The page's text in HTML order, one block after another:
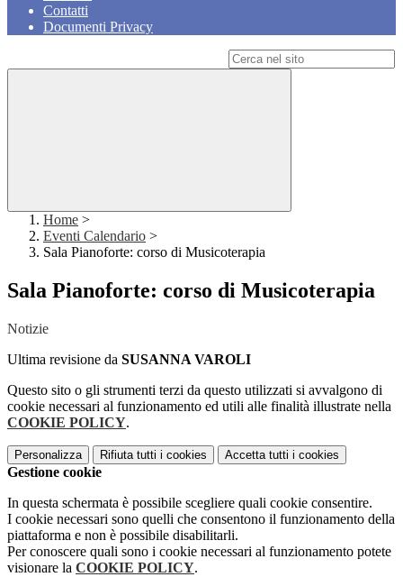
Contatti
Documenti Privacy
Home >
Eventi Calendario >
Sala Pianoforte: corso di Musicoterapia
Sala Pianoforte: corso di Musicoterapia
Notizie
Ultima revisione da SUSANNA VAROLI
Questo sito o gli strumenti terzi da questo utilizzati si avvalgono di
cookie necessari al funzionamento ed utili alle finalità illustrate nella
COOKIE POLICY.
Personalizza Rifiuta tutti i cookies Accetta tutti i cookies
Gestione cookie
In questa schermata è possibile scegliere quali cookie consentire.
I cookie necessari sono quelli che consentono il funzionamento della
piattaforma e non è possibile disabilitarli.
Per conoscere quali sono i cookie necessari al funzionamento potete
visionare la COOKIE POLICY.